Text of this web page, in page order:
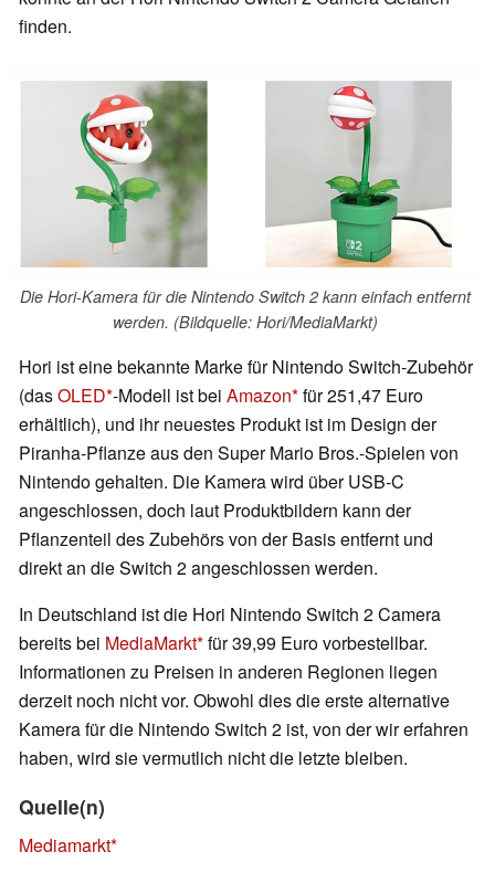
finden.
Die Hori-Kamera für die Nintendo Switch 2 kann einfach entfernt
werden. (Bildquelle: Hori/MediaMarkt)
Hori ist eine bekannte Marke für Nintendo Switch-Zubehör
(dasOLED -Modell ist bei Amazon für 251,47 Euro
erhältlich), und ihr neuestes Produkt ist im Design der
Piranha-Pflanze aus den Super Mario Bros.-Spielen von
Nintendo gehalten. Die Kamera wird über USB-C
angeschlossen, doch laut Produktbildern kann der
Pflanzenteil des Zubehörs von der Basis entfernt und
direkt an die Switch 2 angeschlossen werden.
In Deutschland ist die Hori Nintendo Switch 2 Camera
bereits bei MediaMarkt für 39,99 Euro vorbestellbar.
Informationen zu Preisen in anderen Regionen liegen
derzeit noch nicht vor. Obwohl dies die erste alternative
Kamera für die Nintendo Switch 2 ist, von der wir erfahren
haben, wird sie vermutlich nicht die letzte bleiben.
Quelle(n)
Mediamarkt